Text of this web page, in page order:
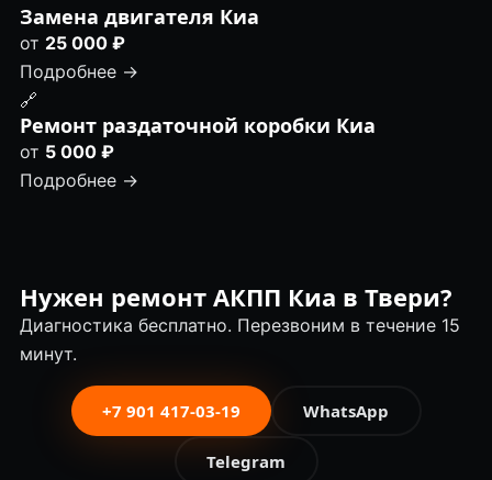
Замена двигателя Киа
от 25 000 ₽
Подробнее →
🔗
Ремонт раздаточной коробки Киа
от 5 000 ₽
Подробнее →
Нужен ремонт АКПП Киа в Твери?
Диагностика бесплатно. Перезвоним в течение 15
минут.
+7 901 417-03-19 WhatsApp
Telegram